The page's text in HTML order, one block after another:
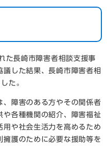
た長崎市障害者相談支援事
した結果、長崎市障害者相
た。
障害のある方やその関係者
や各種機関の紹介、障害福祉
用や社会生活力を高めるため
擁護のために必要な援助等を